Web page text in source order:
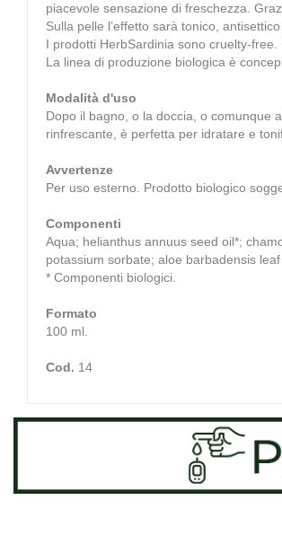
piacevole sensazione di freschezza.
Sulla pelle l’effetto sarà tonico,
I prodotti HerbSardinia sono cruelty-
La linea di produzione biologica è
Modalità d'uso
Dopo il bagno, o la doccia, o comunque
rinfrescante, è perfetta per idratare e
Avvertenze
Per uso esterno. Prodotto biologico
Componenti
Aqua; helianthus annuus seed oil*;
potassium sorbate; aloe barbadensis
* Componenti biologici.
Formato
100 ml.
Cod. 14